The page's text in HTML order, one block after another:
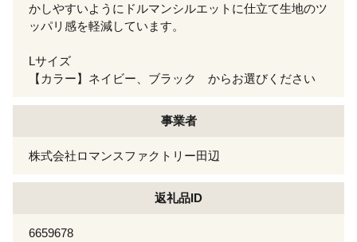
かしやすいようにドルマンシルエットに仕立て生地のツ
ッパリ感を軽減しています。
Lサイズ
【カラー】ネイビー、ブラック からお選びください
事業者
株式会社ロマンスファクトリー田辺
返礼品ID
6659678